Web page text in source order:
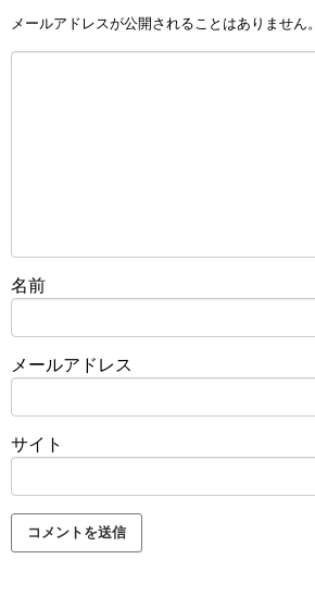
メールアドレスが公開されることはありません。
名前
メールアドレス
サイト